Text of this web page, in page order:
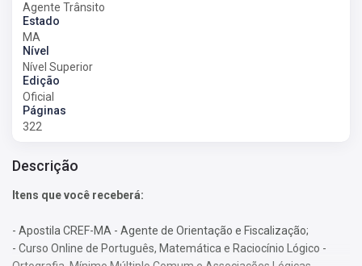
Agente Trânsito
Estado
MA
Nível
Nível Superior
Edição
Oficial
Páginas
322
Descrição
Itens que você receberá:
- Apostila CREF-MA - Agente de Orientação e Fiscalização;
- Curso Online de Português, Matemática e Raciocínio Lógico -